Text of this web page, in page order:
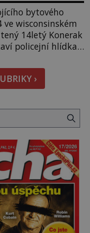
bytového
wisconsinském
14letý Konerak
policejní hlídka,
bytu. Oním
Je 27. května
›